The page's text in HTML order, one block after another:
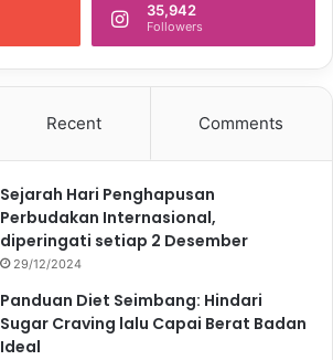
35,942
Followers
Recent Comments
Sejarah Hari Penghapusan
Perbudakan Internasional,
diperingati setiap 2 Desember
29/12/2024
Panduan Diet Seimbang: Hindari
Sugar Craving lalu Capai Berat Badan
Ideal